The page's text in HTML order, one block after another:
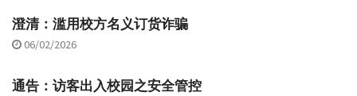
澄清：滥用校方名义订货诈骗
06/02/2026
通告：访客出入校园之安全管控